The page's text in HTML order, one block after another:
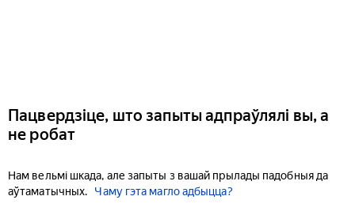
Пацвердзіце, што запыты адпраўлялі вы, а
не робат
Нам вельмі шкада, але запыты з вашай прылады падобныя да
аўтаматычных.
Чаму гэта магло адбыцца?